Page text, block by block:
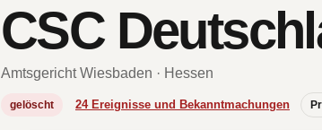
CSC
Amtsgericht Wiesbaden · Hessen
gelöscht 24 Ereignisse und Bekanntmachungen